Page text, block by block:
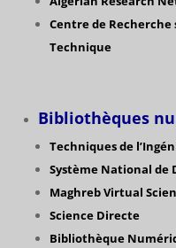
Centre de
Technique
Bibliothèques
Techniques de
Système National de
Maghreb Virtual
Science Directe
Bibliothèque